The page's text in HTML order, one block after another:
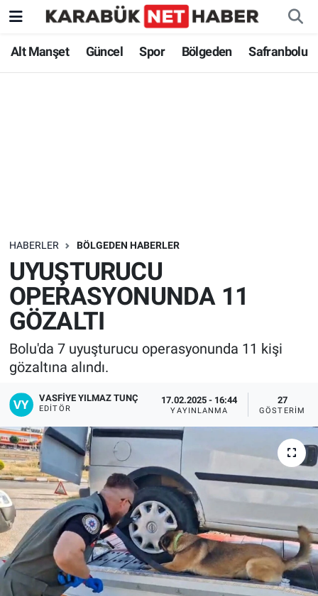
Alt Manşet Güncel Spor Bölgeden Safranbolu
HABERLER BÖLGEDEN HABERLER
UYUŞTURUCU
OPERASYONUNDA 11
GÖZALTI
Bolu'da 7 uyuşturucu operasyonunda 11 kişi
gözaltına alındı.
VASFIYE YILMAZ TUNÇ
EDITÖR
17.02.2025 - 16:44
YAYINLANMA
27
GÖSTERIM